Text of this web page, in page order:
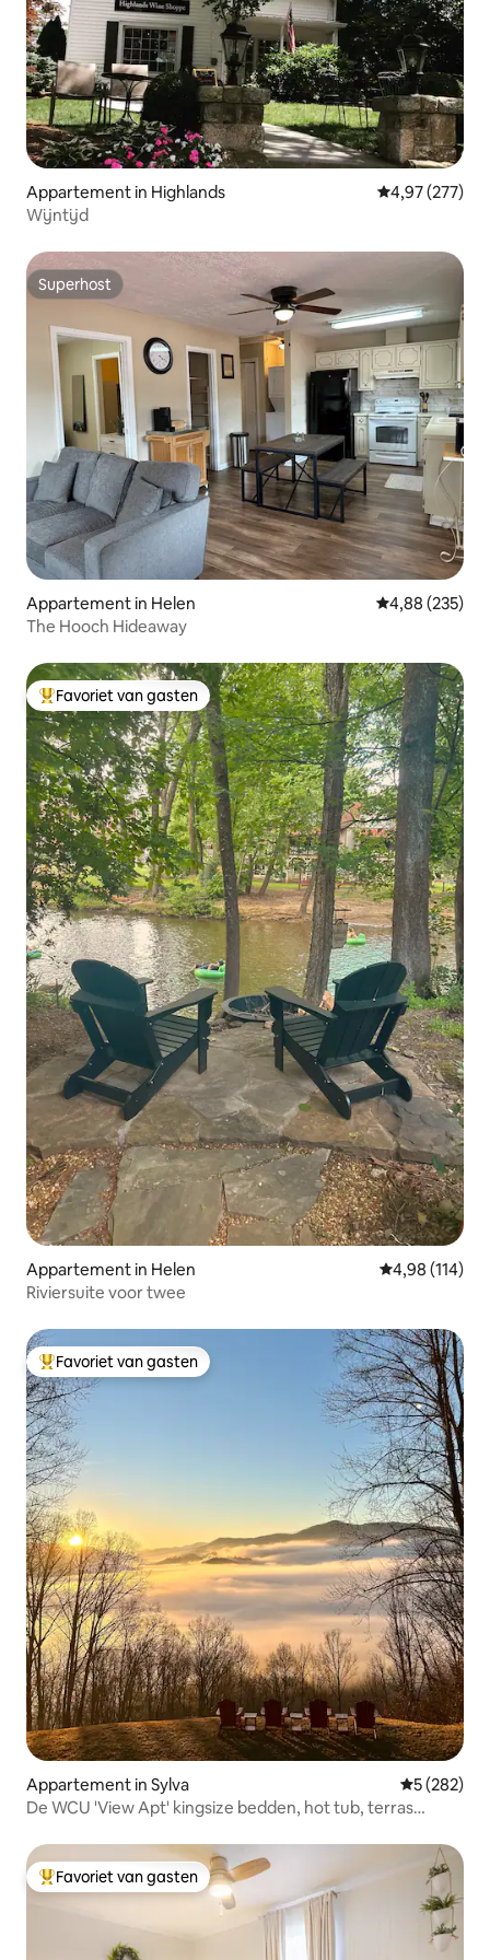
Appartement in Highlands Gemiddelde
4,97 (277)
Wijntijd
Superhost
Superhost
Appartement in Helen Gemiddelde
4,88 (235)
The Hooch Hideaway
Topfavoriet van gasten
Favoriet van gasten
Appartement in Helen Gemiddelde
4,98 (114)
Riviersuite voor twee
Topfavoriet van gasten
Favoriet van gasten
Appartement in Sylva
5 (282)
De WCU 'View Apt' kingsize bedden, hot tub, terras
Topfavoriet van gasten
Favoriet van gasten